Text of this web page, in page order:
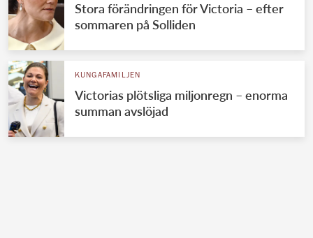
Stora förändringen för Victoria – efter
sommaren på Solliden
KUNGAFAMILJEN
Victorias plötsliga miljonregn – enorma
summan avslöjad